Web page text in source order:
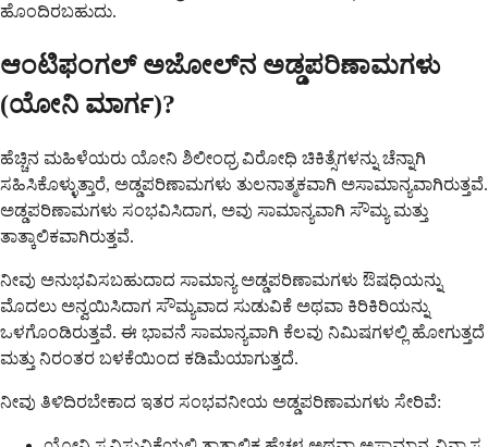
ಹೊಂದಿರಬಹುದು.
ಆಂಟಿಫಂಗಲ್ ಅಜೋಲ್‌ನ ಅಡ್ಡಪರಿಣಾಮಗಳು
(ಯೋನಿ ಮಾರ್ಗ)?
ಹೆಚ್ಚಿನ ಮಹಿಳೆಯರು ಯೋನಿ ಶಿಲೀಂಧ್ರ ವಿರೋಧಿ ಚಿಕಿತ್ಸೆಗಳನ್ನು ಚೆನ್ನಾಗಿ
ಸಹಿಸಿಕೊಳ್ಳುತ್ತಾರೆ, ಅಡ್ಡಪರಿಣಾಮಗಳು ತುಲನಾತ್ಮಕವಾಗಿ ಅಸಾಮಾನ್ಯವಾಗಿರುತ್ತವೆ.
ಅಡ್ಡಪರಿಣಾಮಗಳು ಸಂಭವಿಸಿದಾಗ, ಅವು ಸಾಮಾನ್ಯವಾಗಿ ಸೌಮ್ಯ ಮತ್ತು
ತಾತ್ಕಾಲಿಕವಾಗಿರುತ್ತವೆ.
ನೀವು ಅನುಭವಿಸಬಹುದಾದ ಸಾಮಾನ್ಯ ಅಡ್ಡಪರಿಣಾಮಗಳು ಔಷಧಿಯನ್ನು
ಮೊದಲು ಅನ್ವಯಿಸಿದಾಗ ಸೌಮ್ಯವಾದ ಸುಡುವಿಕೆ ಅಥವಾ ಕಿರಿಕಿರಿಯನ್ನು
ಒಳಗೊಂಡಿರುತ್ತವೆ. ಈ ಭಾವನೆ ಸಾಮಾನ್ಯವಾಗಿ ಕೆಲವು ನಿಮಿಷಗಳಲ್ಲಿ ಹೋಗುತ್ತದೆ
ಮತ್ತು ನಿರಂತರ ಬಳಕೆಯಿಂದ ಕಡಿಮೆಯಾಗುತ್ತದೆ.
ನೀವು ತಿಳಿದಿರಬೇಕಾದ ಇತರ ಸಂಭವನೀಯ ಅಡ್ಡಪರಿಣಾಮಗಳು ಸೇರಿವೆ: